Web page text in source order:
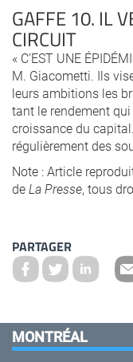
GAFFE 10. IL
CIRCUIT
« C’EST UNE
M. Giacometti. Ils
leurs ambitions les
tant le rendement
croissance du
régulièrement des
Note : Article
deLa Presse, tous
PARTAGER
MONTRÉAL